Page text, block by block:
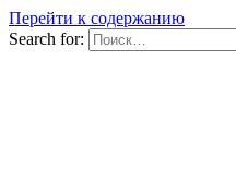
Перейти к содержанию
Search for: